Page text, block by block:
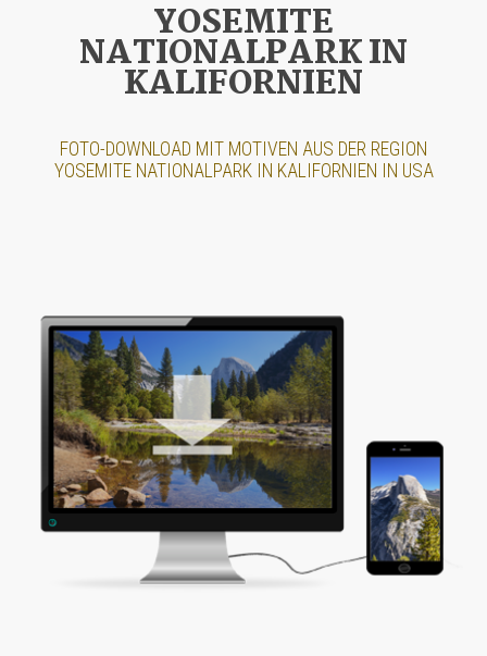
YOSEMITE
NATIONALPARK IN
KALIFORNIEN
FOTO-DOWNLOAD MIT MOTIVEN AUS DER REGION
YOSEMITE NATIONALPARK IN KALIFORNIEN IN USA